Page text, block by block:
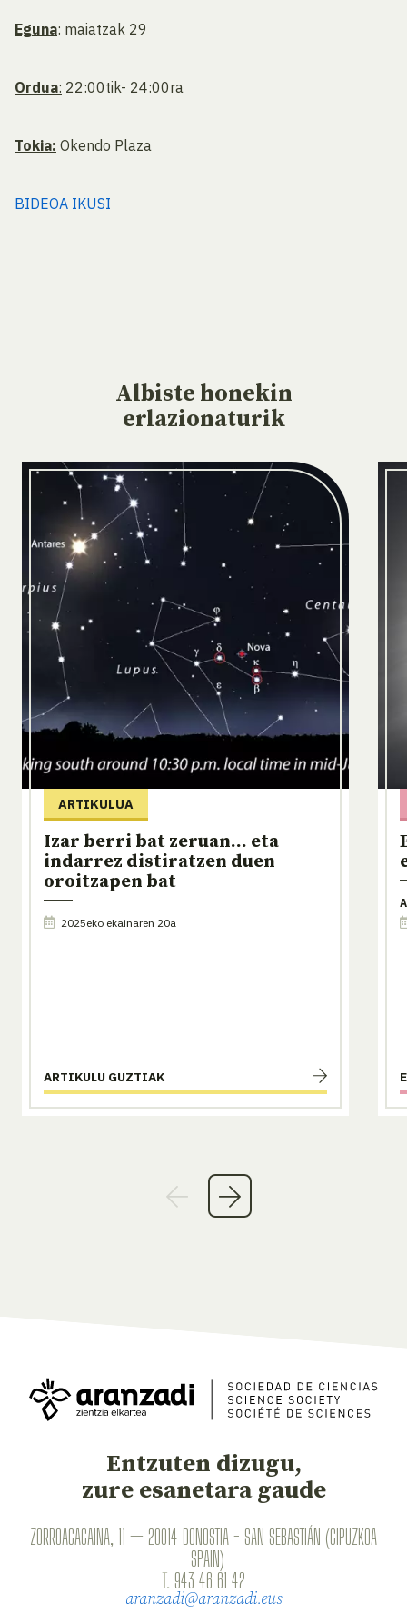
Eguna: maiatzak 29
Ordua: 22:00tik- 24:00ra
Tokia: Okendo Plaza
BIDEOA IKUSI
Albiste honekin
erlazionaturik
ARTIKULUA
Izar berri bat zeruan... eta
indarrez distiratzen duen
oroitzapen bat
2025eko ekainaren 20a
ARTIKULU GUZTIAK
Entzuten dizugu,
zure esanetara gaude
ZORROAGAGAINA, 11 — 20014 DONOSTIA - SAN SEBASTIÁN (GIPUZKOA
· SPAIN)
T. 943 46 61 42
aranzadi@aranzadi.eus